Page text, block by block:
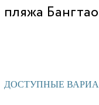
пляжа Бангтао
ДОСТУПНЫЕ